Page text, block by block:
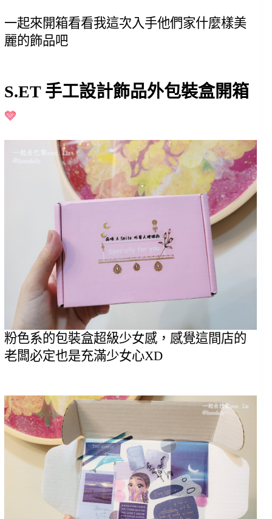
一起來開箱看看我這次入手他們家什麼樣美
麗的飾品吧
S.ET 手工設計飾品外包裝盒開箱
粉色系的包裝盒超級少女感，感覺這間店的
老闆必定也是充滿少女心XD